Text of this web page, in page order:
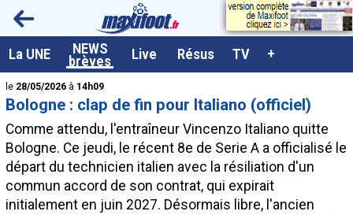
La UNE NEWS
brèves Live Résus TV +
<
le 28/05/2026 à 14h09
Bologne : clap de fin pour Italiano (officiel)
Comme attendu, l'entraîneur Vincenzo Italiano quitte
Bologne. Ce jeudi, le récent 8e de Serie A a officialisé le
départ du technicien italien avec la résiliation d'un
commun accord de son contrat, qui expirait
initialement en juin 2027. Désormais libre, l'ancien
A la UNE
Dernières brèves
Live / Matchs en direct
Résultats et Classements
Class. buteurs européens
Programme TV foot